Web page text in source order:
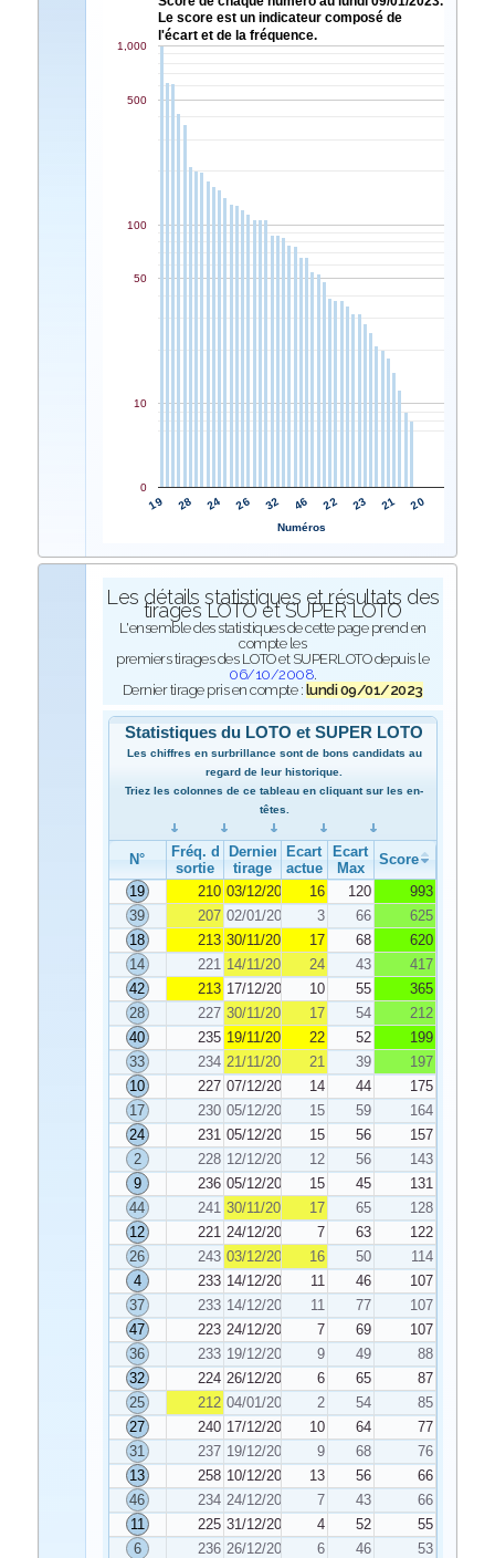
Le score est un indicateur composé de
l'écart et de la fréquence.
19 28 24 26 32 46 22 23 21 20
0
10
50
100
500
1,000
Numéros
Les détails statistiques et résultats des
tirages LOTO et SUPER LOTO
L'ensemble des statistiques de cette page prend en
compte les
premiers tirages des LOTO et SUPERLOTO depuis le
06/10/2008.
Dernier tirage pris en compte : lundi 09/01/2023
Statistiques du LOTO et SUPER LOTO
Les chiffres en surbrillance sont de bons candidats au
regard de leur historique.
Triez les colonnes de ce tableau en cliquant sur les en-
têtes.
N°
Fréq. de
sortie
Dernier
tirage
Ecart
actuel
Ecart
Max
Score
19
210 03/12/2022 16 120
993
39
207 02/01/2023 3 66
625
18
213 30/11/2022 17 68
620
14
221 14/11/2022 24 43
417
42
213 17/12/2022 10 55
365
28
227 30/11/2022 17 54
212
40
235 19/11/2022 22 52
199
33
234 21/11/2022 21 39
197
10
227 07/12/2022 14 44
175
17
230 05/12/2022 15 59
164
24
231 05/12/2022 15 56
157
2
228 12/12/2022 12 56
143
9
236 05/12/2022 15 45
131
44
241 30/11/2022 17 65
128
12
221 24/12/2022 7 63
122
26
243 03/12/2022 16 50
114
4
233 14/12/2022 11 46
107
37
233 14/12/2022 11 77
107
47
223 24/12/2022 7 69
107
36
233 19/12/2022 9 49
88
32
224 26/12/2022 6 65
87
25
212 04/01/2023 2 54
85
27
240 17/12/2022 10 64
77
31
237 19/12/2022 9 68
76
13
258 10/12/2022 13 56
66
46
234 24/12/2022 7 43
66
11
225 31/12/2022 4 52
55
6
236 26/12/2022 6 46
53